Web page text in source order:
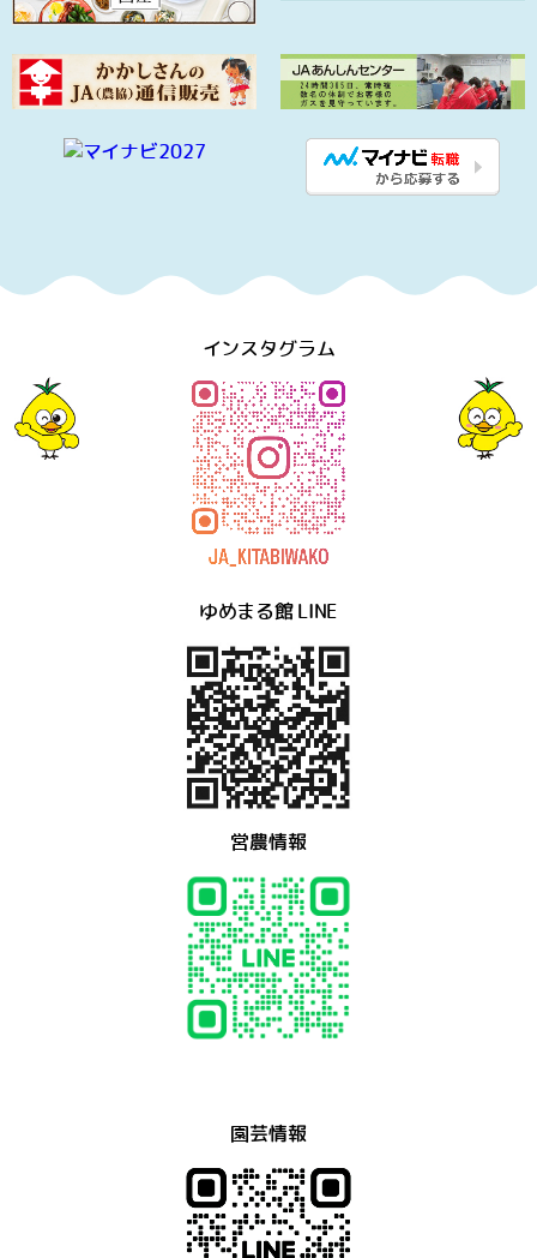
インスタグラム
ゆめまる館 LINE
営農情報
園芸情報